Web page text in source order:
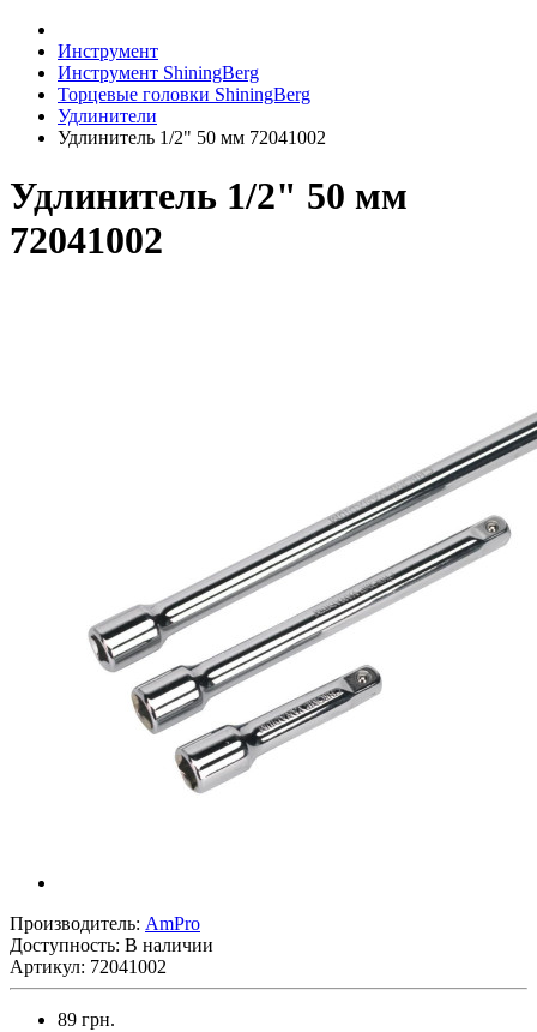
Инструмент
Инструмент ShiningBerg
Торцевые головки ShiningBerg
Удлинители
Удлинитель 1/2" 50 мм 72041002
Удлинитель 1/2" 50 мм
72041002
Производитель: AmPro
Доступность: В наличии
Артикул: 72041002
89 грн.